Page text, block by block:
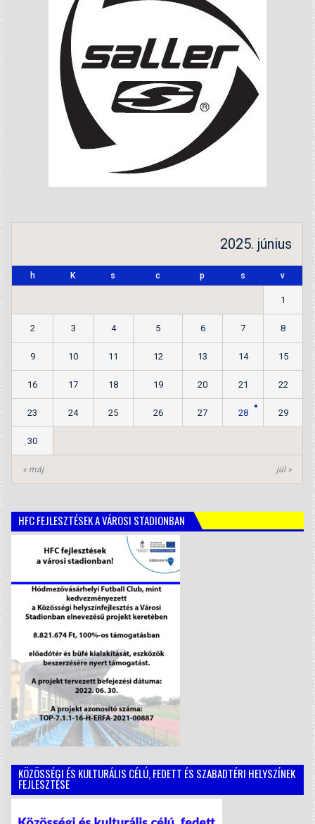
2025. június
h K s c p s v
« máj júl »
1
2 3 4 5 6 7 8
9 10 11 12 13 14 15
16 17 18 19 20 21 22
23 24 25 26 27 28 29
30
HFC FEJLESZTÉSEK A VÁROSI STADIONBAN
KÖZÖSSÉGI ÉS KULTURÁLIS CÉLÚ, FEDETT ÉS SZABADTÉRI HELYSZÍNEK
FEJLESZTÉSE